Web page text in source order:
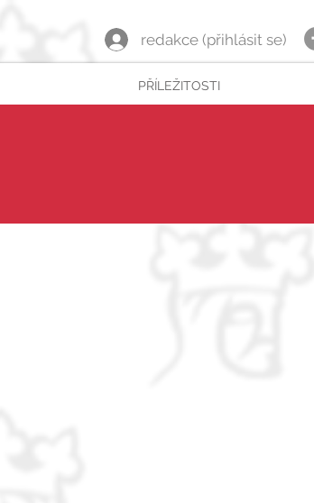
redakce (přihlásit se)
PŘÍLEŽITOSTI